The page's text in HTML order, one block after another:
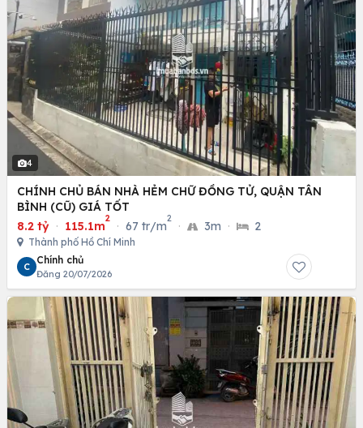
4
CHÍNH CHỦ BÁN NHÀ HẺM CHỮ ĐỒNG TỬ, QUẬN TÂN
BÌNH (CŨ) GIÁ TỐT
8.2 tỷ · 115.1m
2
· 67 tr/m
2
· 3m · 2
Thành phố Hồ Chí Minh
C
Chính chủ
Đăng 20/07/2026